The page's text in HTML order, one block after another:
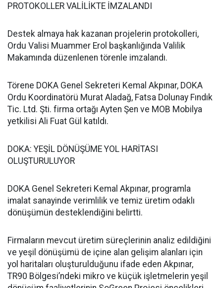
PROTOKOLLER VALİLİKTE İMZALANDI
Destek almaya hak kazanan projelerin protokolleri,
Ordu Valisi Muammer Erol başkanlığında Valilik
Makamında düzenlenen törenle imzalandı.
Törene DOKA Genel Sekreteri Kemal Akpınar, DOKA
Ordu Koordinatörü Murat Aladağ, Fatsa Dolunay Fındık
Tic. Ltd. Şti. firma ortağı Ayten Şen ve MOB Mobilya
yetkilisi Ali Fuat Gül katıldı.
DOKA: YEŞİL DÖNÜŞÜME YOL HARİTASI
OLUŞTURULUYOR
DOKA Genel Sekreteri Kemal Akpınar, programla
imalat sanayinde verimlilik ve temiz üretim odaklı
dönüşümün desteklendiğini belirtti.
Firmaların mevcut üretim süreçlerinin analiz edildiğini
ve yeşil dönüşümü de içine alan gelişim alanları için
yol haritaları oluşturulduğunu ifade eden Akpınar,
TR90 Bölgesi’ndeki mikro ve küçük işletmelerin yeşil